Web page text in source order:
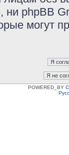
phpBB
могут
POWERED_BY